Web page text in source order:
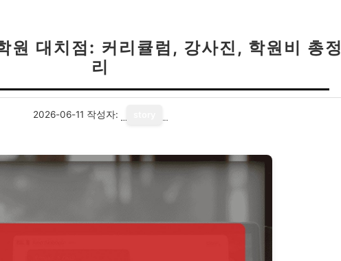
원 대치점: 커리큘럼, 강사진, 학원비 총정
리
2026-06-11 작성자: